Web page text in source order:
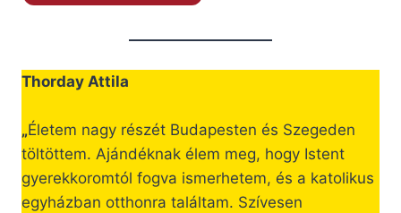
Thorday Attila
„Életem nagy részét Budapesten és Szegeden
töltöttem. Ajándéknak élem meg, hogy Istent
gyerekkoromtól fogva ismerhetem, és a katolikus
egyházban otthonra találtam. Szívesen